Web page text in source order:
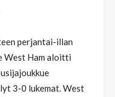
perjantai-illan
West Ham aloitti
3-0 lukemat. West